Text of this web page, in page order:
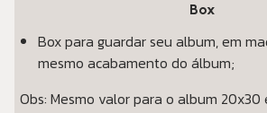
Box
Box para guardar seu album, em
mesmo acabamento do álbum;
Obs: Mesmo valor para o album 20x30